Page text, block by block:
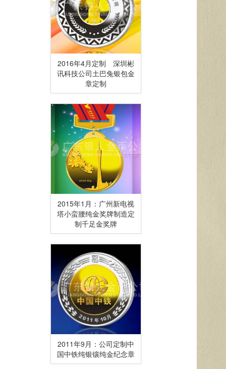
2016年4月定制 深圳彬
讯科技公司土巴兔银包金
章定制
2015年1月：广州新电视
塔小蛮腰纯金奖牌制造定
制千足金奖牌
2011年9月：公司定制中
国中铁纯银镶纯金纪念章